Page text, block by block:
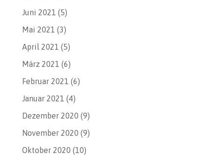
Juni 2021 (5)
Mai 2021 (3)
April 2021 (5)
März 2021 (6)
Februar 2021 (6)
Januar 2021 (4)
Dezember 2020 (9)
November 2020 (9)
Oktober 2020 (10)